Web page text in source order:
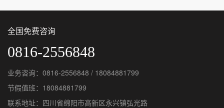
全国免费咨询
0816-2556848
业务咨询：0816-2556848 / 18084881799
节假值班：18084881799
联系地址：四川省绵阳市高新区永兴镇弘光路